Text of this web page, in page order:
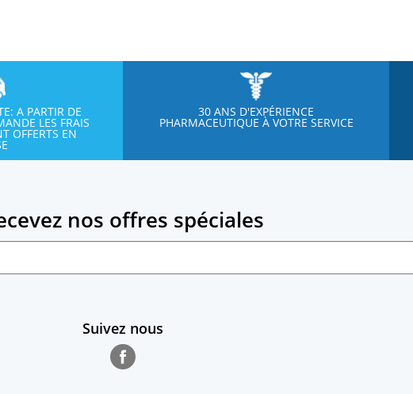
A PARTIR DE
LES FRAIS
OFFERTS EN
30 ANS D'EXPÉRIENCE
PHARMACEUTIQUE À VOTRE SERVICE
nos offres spéciales
Suivez nous